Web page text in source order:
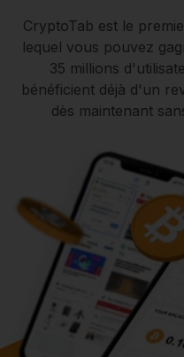
CryptoTab est le
lequel vous pouvez
35 millions
bénéficient déjà d'un
dès maintenant